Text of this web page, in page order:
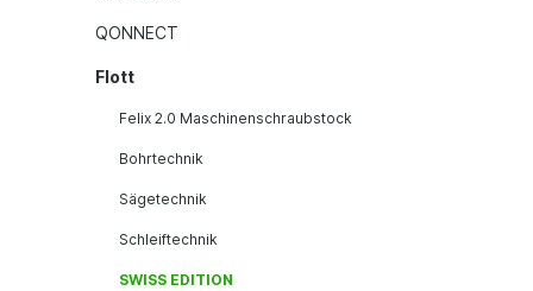
QONNECT
Flott
Felix 2.0 Maschinenschraubstock
Bohrtechnik
Sägetechnik
Schleiftechnik
SWISS EDITION